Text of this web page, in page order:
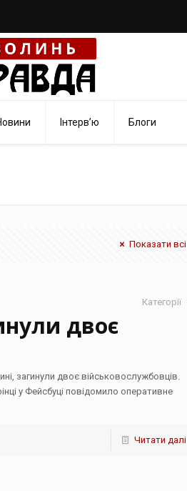
Інтерв’ю Блоги
Показати всі
Категорії
двоє
загинули двоє військовослужбовців.
у Фейсбуці повідомило оперативне
Читати далі